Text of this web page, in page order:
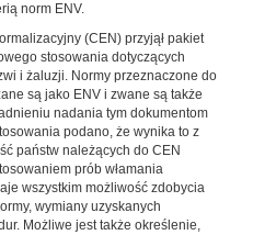
norm ENV.
(CEN) przyjął pakiet
stosowania dotyczących
i żaluzji. Normy przeznaczone do
są jako ENV i zwane są także
nadania tym dokumentom
podano, że wynika to z
państw należących do CEN
prób włamania
wszystkim możliwość zdobycia
wymiany uzyskanych
Możliwe jest także określenie,